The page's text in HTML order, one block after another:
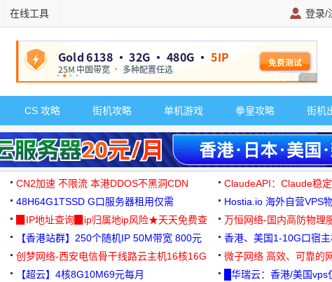
在线工具 登录/
广告 商
CS 攻略 街机攻略 单机游戏 拳皇攻略 街机
CN2加速 不限流 本港DDOS不黑洞CDN ClaudeAPI：Claude稳
48H64G1TSSD G口服务器租用仅需
3000+可免费测试
Hostia.io 海外自营VPS
▉IP地址查询▉ip归属地ip风险★天天免费查
万恒网络-国内高防物理
99元/月起
【香港站群】250个随机IP 50M带宽 800元 香港、美国1-10G口宿
创梦网络-西安电信骨干线路云主机16核16G
88元/月
微子网络 高效、可靠的
【超云】4核8G10M69元每月 █华瑞云：香港/美国vps